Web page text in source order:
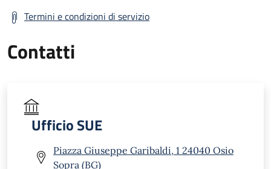
Termini e condizioni di servizio
Contatti
Ufficio SUE
Piazza Giuseppe Garibaldi, 1 24040 Osio
Sopra (BG)